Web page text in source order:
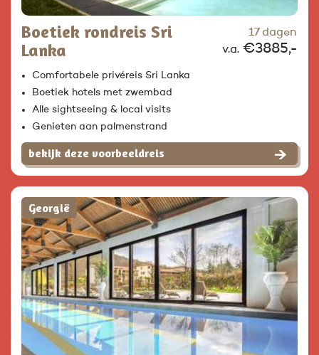
Boetiek rondreis Sri
Lanka
17 dagen
v.a. €3885,-
Comfortabele privéreis Sri Lanka
Boetiek hotels met zwembad
Alle sightseeing & local visits
Genieten aan palmenstrand
bekijk deze voorbeeldreis
Georgië